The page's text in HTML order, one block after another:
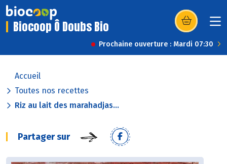
Biocoop Ô Doubs Bio (s’ouvre dans
Prochaine ouverture : Mardi 07:30
Accueil
Toutes nos recettes
Riz au lait des marahadjas...
Partager sur